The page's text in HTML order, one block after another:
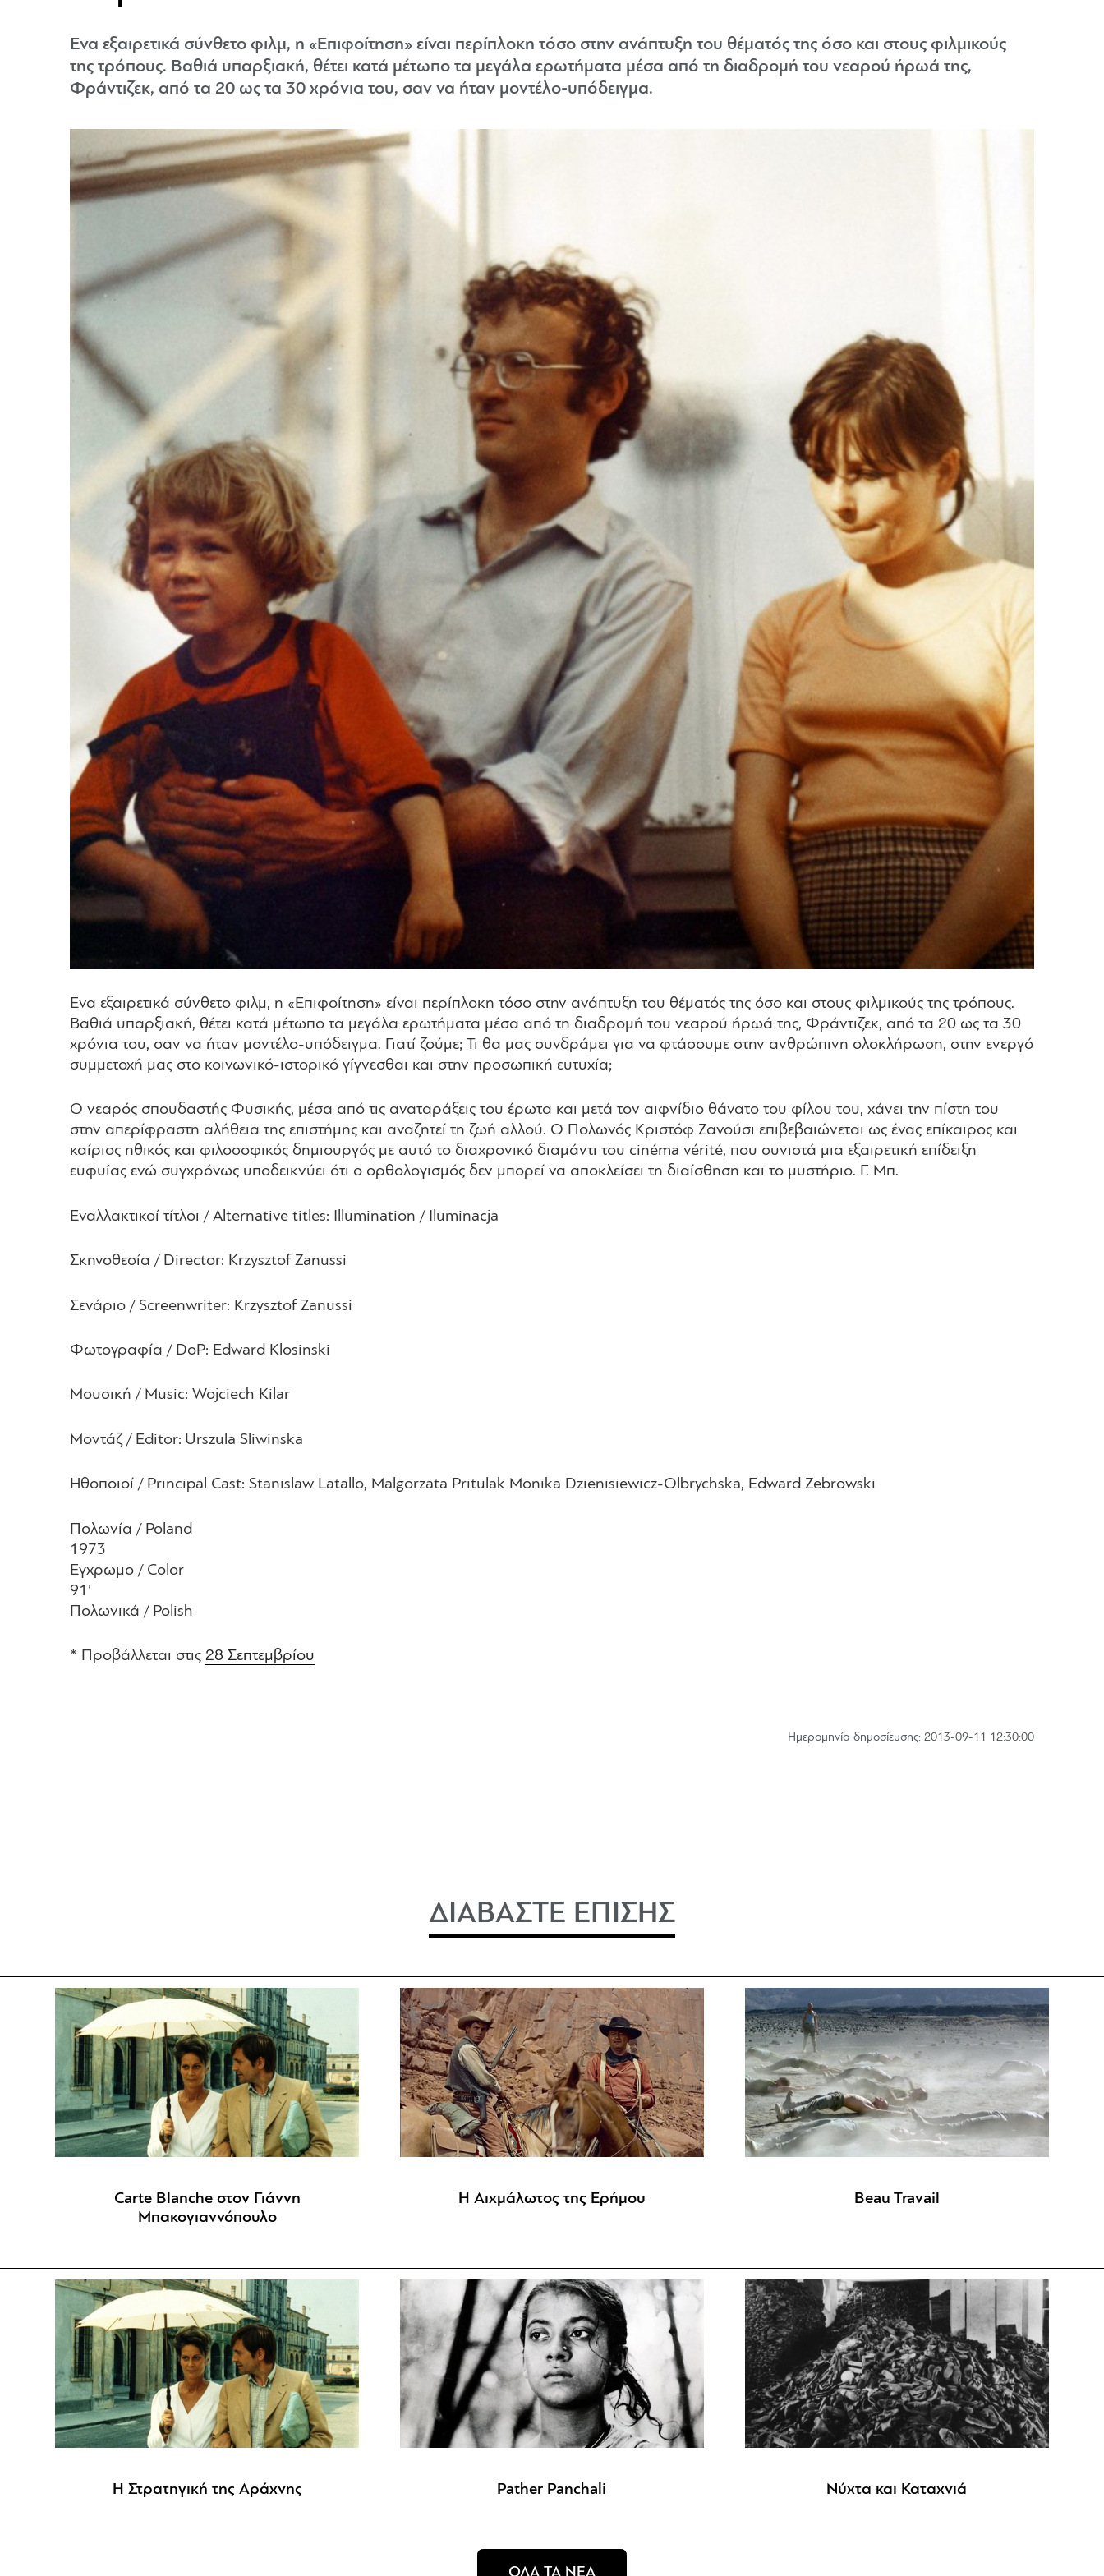
Ενα εξαιρετικά σύνθετο φιλμ, η «Επιφοίτηση» είναι περίπλοκη τόσο στην ανάπτυξη του θέματός της όσο και στους φιλμικούς
της τρόπους. Βαθιά υπαρξιακή, θέτει κατά μέτωπο τα μεγάλα ερωτήματα μέσα από τη διαδρομή του νεαρού ήρωά της,
Φράντιζεκ, από τα 20 ως τα 30 χρόνια του, σαν να ήταν μοντέλο-υπόδειγμα.
Ενα εξαιρετικά σύνθετο φιλμ, η «Επιφοίτηση» είναι περίπλοκη τόσο στην ανάπτυξη του θέματός της όσο και στους φιλμικούς της τρόπους.
Βαθιά υπαρξιακή, θέτει κατά μέτωπο τα μεγάλα ερωτήματα μέσα από τη διαδρομή του νεαρού ήρωά της, Φράντιζεκ, από τα 20 ως τα 30
χρόνια του, σαν να ήταν μοντέλο-υπόδειγμα. Γιατί ζούμε; Τι θα μας συνδράμει για να φτάσουμε στην ανθρώπινη ολοκλήρωση, στην ενεργό
συμμετοχή μας στο κοινωνικό-ιστορικό γίγνεσθαι και στην προσωπική ευτυχία;
O νεαρός σπουδαστής Φυσικής, μέσα από τις αναταράξεις του έρωτα και μετά τον αιφνίδιο θάνατο του φίλου του, χάνει την πίστη του
στην απερίφραστη αλήθεια της επιστήμης και αναζητεί τη ζωή αλλού. Ο Πολωνός Κριστόφ Ζανούσι επιβεβαιώνεται ως ένας επίκαιρος και
καίριος ηθικός και φιλοσοφικός δημιουργός με αυτό το διαχρονικό διαμάντι του cinéma vérité, που συνιστά μια εξαιρετική επίδειξη
ευφυΐας ενώ συγχρόνως υποδεικνύει ότι ο ορθολογισμός δεν μπορεί να αποκλείσει τη διαίσθηση και το μυστήριο. Γ. Μπ.
Εναλλακτικοί τίτλοι / Alternative titles: Illumination / Iluminacja
Σκηνοθεσία / Director: Krzysztof Zanussi
Σενάριο / Screenwriter: Krzysztof Zanussi
Φωτογραφία / DoP: Edward Klosinski
Μουσική / Music: Wojciech Kilar
Μοντάζ / Editor: Urszula Sliwinska
Ηθοποιοί / Principal Cast: Stanislaw Latallo, Malgorzata Pritulak Monika Dzienisiewicz-Olbrychska, Edward Zebrowski
Πολωνία / Poland
1973
Εγχρωμο / Color
91’
Πολωνικά / Polish
* Προβάλλεται στις28 Σεπτεμβρίου
Hμερομηνία δημοσίευσης: 2013-09-11 12:30:00
ΔΙΑΒΑΣΤΕ ΕΠΙΣΗΣ
Carte Blanche στον Γιάννη
Μπακογιαννόπουλο
Η Αιχμάλωτος της Ερήμου Beau Travail
Η Στρατηγική της Αράχνης Pather Panchali Νύχτα και Καταχνιά